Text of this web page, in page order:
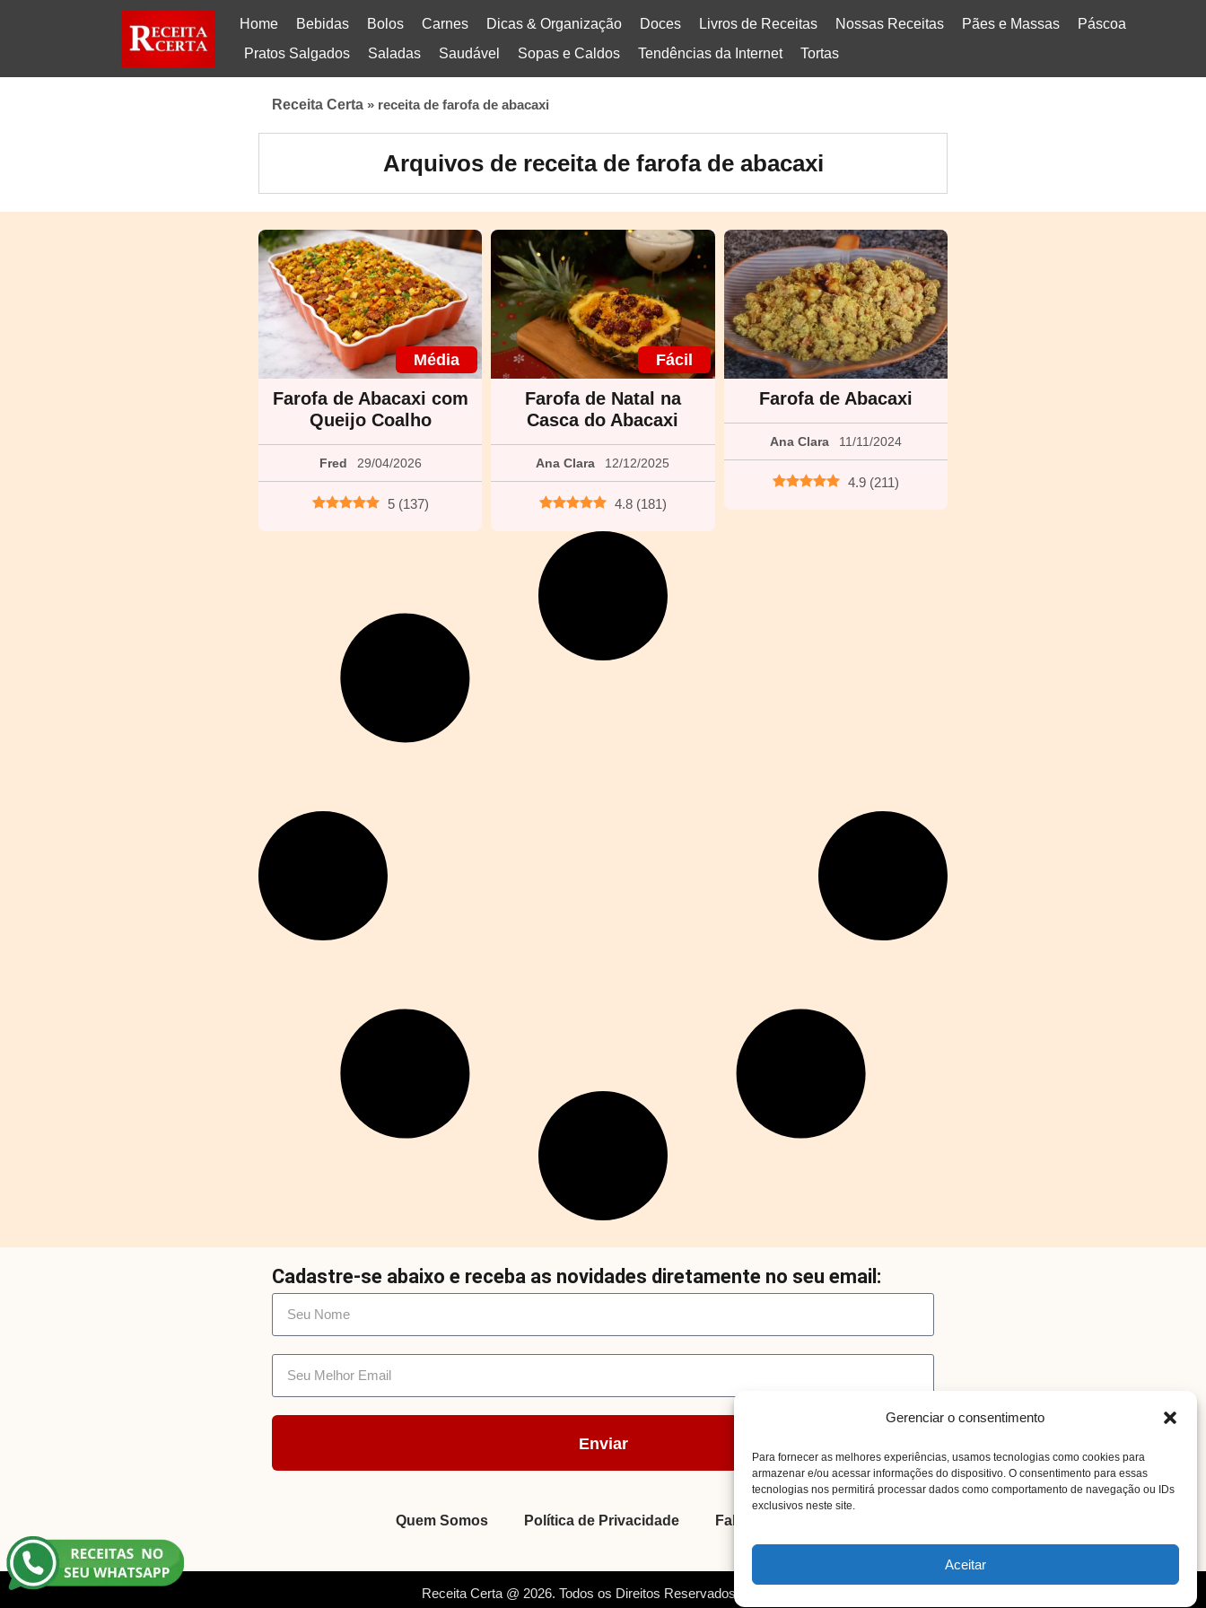
Gerenciar o consentimento
Para fornecer as melhores experiências, usamos tecnologias como cookies para
armazenar e/ou acessar informações do dispositivo. O consentimento para essas
tecnologias nos permitirá processar dados como comportamento de navegação ou IDs
exclusivos neste site.
Aceitar
Home Bebidas Bolos Carnes Dicas & Organização Doces Livros de Receitas Nossas Receitas Pães e Massas
Páscoa
Pratos Salgados
Saladas Saudável Sopas e Caldos Tendências da Internet Tortas
Receita Certa » receita de farofa de abacaxi
Arquivos de receita de farofa de abacaxi
Média
Farofa de Abacaxi com
Queijo Coalho
Fred 29/04/2026
5 (137)
Fácil
Farofa de Natal na
Casca do Abacaxi
Ana Clara 12/12/2025
4.8 (181)
Farofa de Abacaxi
Ana Clara 11/11/2024
4.9 (211)
Cadastre-se abaixo e receba as novidades diretamente no seu email:
Enviar
Quem Somos Política de Privacidade Fale Conosco
Receita Certa @ 2026. Todos os Direitos Reservados. By Müller.